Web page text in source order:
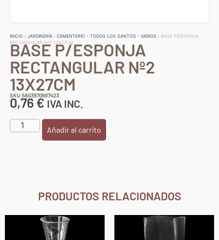
INICIO / JARDINERÍA / CEMENTERIO - TODOS LOS SANTOS - VARIOS / BASE P/ESPONJA
RECTANGULAR Nº2 13X27CM
BASE P/ESPONJA
RECTANGULAR Nº2
13X27CM
SKU:5603970667423
0,76€ IVA INC.
Añadir al carrito
PRODUCTOS RELACIONADOS